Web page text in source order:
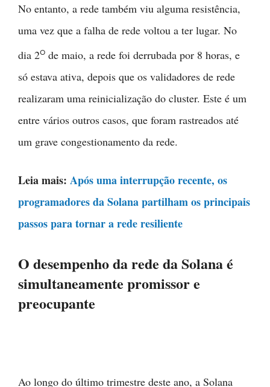
No entanto, a rede também viu alguma resistência,
uma vez que a falha de rede voltou a ter lugar. No
dia 2o de maio, a rede foi derrubada por 8 horas, e
só estava ativa, depois que os validadores de rede
realizaram uma reinicialização do cluster. Este é um
entre vários outros casos, que foram rastreados até
um grave congestionamento da rede.
Leia mais: Após uma interrupção recente, os
programadores da Solana partilham os principais
passos para tornar a rede resiliente
O desempenho da rede da Solana é
simultaneamente promissor e
preocupante
Ao longo do último trimestre deste ano, a Solana